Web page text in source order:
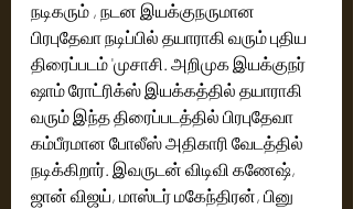
நடிகரும் , நடன இயக்குநருமான
பிரபுதேவா நடிப்பில் தயாராகி வரும் புதிய
திரைப்படம் 'முசாசி. அறிமுக இயக்குநர்
ஷாம் ரோட்ரிக்ஸ் இயக்கத்தில் தயாராகி
வரும் இந்த திரைப்படத்தில் பிரபுதேவா
கம்பீரமான போலீஸ் அதிகாரி வேடத்தில்
நடிக்கிறார். இவருடன் விடிவி கணேஷ்,
ஜான் விஜய், மாஸ்டர் மகேந்திரன், பினு